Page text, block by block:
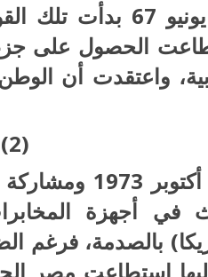
عقب هزيمة يونيو
الحصول على
واعتقدت أن
(2)
جاءت معركة
في أجهزة
بالصدمة، فرغم